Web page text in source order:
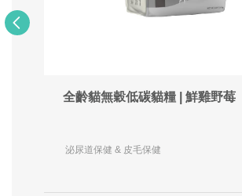
全齡貓無穀低碳貓糧 | 鮮雞野莓
泌尿道保健 & 皮毛保健